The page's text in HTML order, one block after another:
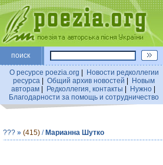
поиск
О ресурсе poezia.org
Новости редколлегии
ресурса
Общий архив новостей
Новым
авторам| Редколлегия, контакты Нужно|
Благодарности за помощь и сотрудничество
??? » (415) / Марианна Шутко